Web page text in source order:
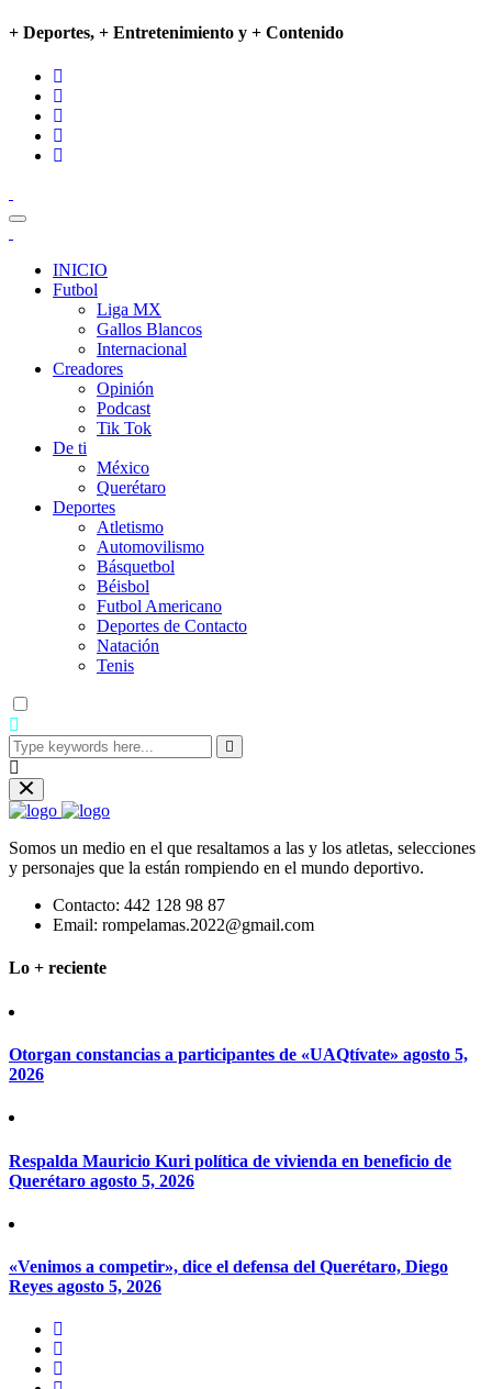
+ Deportes, + Entretenimiento y + Contenido
INICIO
Futbol
Liga MX
Gallos Blancos
Internacional
Creadores
Opinión
Podcast
Tik Tok
De ti
México
Querétaro
Deportes
Atletismo
Automovilismo
Básquetbol
Béisbol
Futbol Americano
Deportes de Contacto
Natación
Tenis
Somos un medio en el que resaltamos a las y los atletas, selecciones
y personajes que la están rompiendo en el mundo deportivo.
Contacto: 442 128 98 87
Email: rompelamas.2022@gmail.com
Lo + reciente
Otorgan constancias a participantes de «UAQtívate» agosto 5,
2026
Respalda Mauricio Kuri política de vivienda en beneficio de
Querétaro agosto 5, 2026
«Venimos a competir», dice el defensa del Querétaro, Diego
Reyes agosto 5, 2026